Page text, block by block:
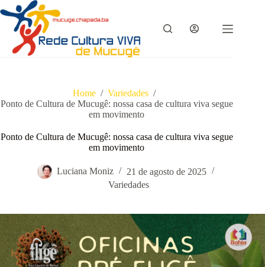
Pular
para
conteúdo
Home / Variedades /
Ponto de Cultura de Mucugê: nossa casa de cultura viva segue
em movimento
Ponto de Cultura de Mucugê: nossa casa de cultura viva segue
em movimento
Luciana Moniz
21 de agosto de 2025
Variedades